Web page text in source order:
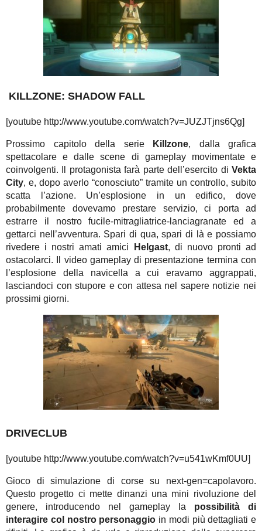
KILLZONE: SHADOW FALL
[youtube http://www.youtube.com/watch?v=JUZJTjns6Qg]
Prossimo capitolo della serie Killzone, dalla grafica
spettacolare e dalle scene di gameplay movimentate e
coinvolgenti. Il protagonista farà parte dell’esercito di Vekta
City, e, dopo averlo “conosciuto” tramite un controllo, subito
scatta l’azione. Un’esplosione in un edifico, dove
probabilmente dovevamo prestare servizio, ci porta ad
estrarre il nostro fucile-mitragliatrice-lanciagranate ed a
gettarci nell’avventura. Spari di qua, spari di là e possiamo
rivedere i nostri amati amici Helgast, di nuovo pronti ad
ostacolarci. Il video gameplay di presentazione termina con
l’esplosione della navicella a cui eravamo aggrappati,
lasciandoci con stupore e con attesa nel sapere notizie nei
prossimi giorni.
DRIVECLUB
[youtube http://www.youtube.com/watch?v=u541wKmf0UU]
Gioco di simulazione di corse su next-gen=capolavoro.
Questo progetto ci mette dinanzi una mini rivoluzione del
genere, introducendo nel gameplay la possibilità di
interagire col nostro personaggio in modi più dettagliati e